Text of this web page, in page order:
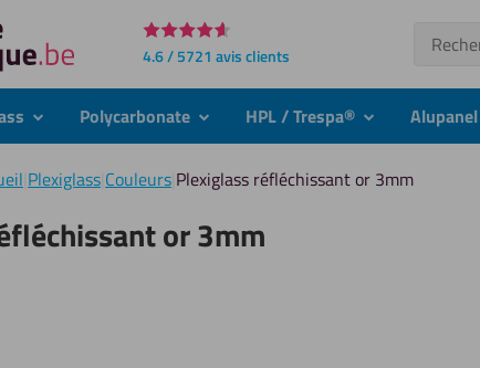
4.6 / 5721 avis clients
Recherche
submenuPolycarbonate submenuHPL / Trespa® submenuAlupanel
Plexiglass Couleurs Plexiglass réfléchissant or 3mm
or 3mm